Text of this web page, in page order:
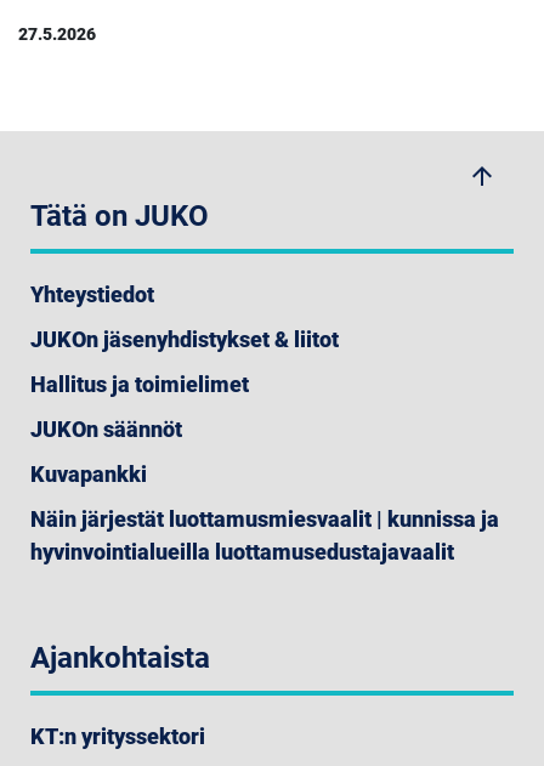
27.5.2026
arrow_upwards
Tätä on JUKO
Yhteystiedot
JUKOn jäsenyhdistykset & liitot
Hallitus ja toimielimet
JUKOn säännöt
Kuvapankki
Näin järjestät luottamusmiesvaalit | kunnissa ja
hyvinvointialueilla luottamusedustajavaalit
Ajankohtaista
KT:n yrityssektori